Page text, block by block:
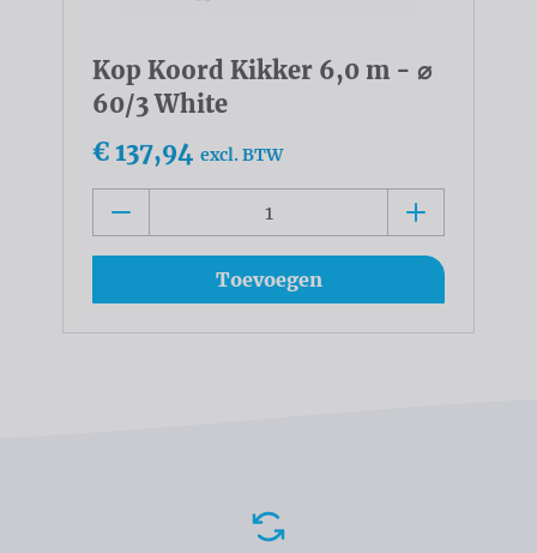
Kop Koord Kikker 6,0 m - ⌀
60/3 White
€ 137,94 excl. BTW
Toevoegen